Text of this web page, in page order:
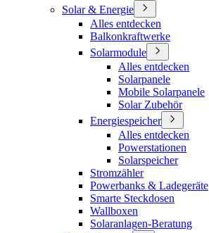
Solar & Energie
Alles entdecken
Balkonkraftwerke
Solarmodule
Alles entdecken
Solarpanele
Mobile Solarpanele
Solar Zubehör
Energiespeicher
Alles entdecken
Powerstationen
Solarspeicher
Stromzähler
Powerbanks & Ladegeräte
Smarte Steckdosen
Wallboxen
Solaranlagen-Beratung